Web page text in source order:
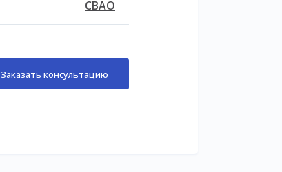
СВАО
Заказать консультацию